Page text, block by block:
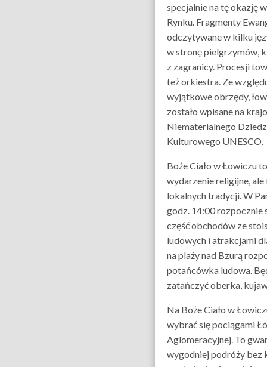
specjalnie na tę okazję
Rynku. Fragmenty
odczytywane w kilku
w stronę pielgrzymów,
z zagranicy. Procesji
też orkiestra. Ze
wyjątkowe obrzędy,
zostało wpisane na
Niematerialnego
Kulturowego UNESCO.
Boże Ciało w Łowiczu
wydarzenie religijne,
lokalnych tradycji. W
godz. 14:00 rozpocznie
część obchodów ze
ludowych i atrakcjami
na plaży nad Bzurą
potańcówka ludowa.
zatańczyć oberka,
Na Boże Ciało w
wybrać się pociągami
Aglomeracyjnej. To
wygodniej podróży bez